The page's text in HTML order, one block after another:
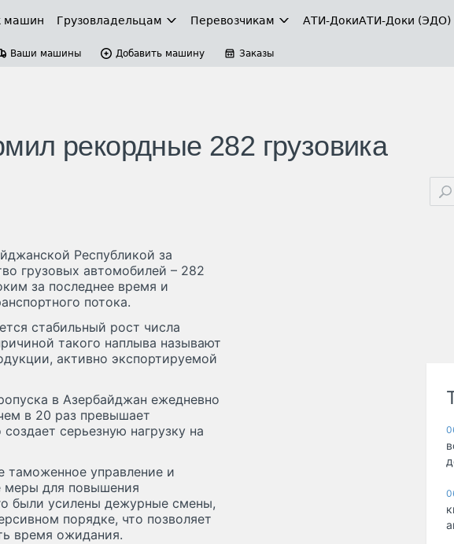
машин Грузовладельцам Перевозчикам АТИ-ДокиАТИ-Доки (ЭДО)
Ваши машины Добавить машину Заказы
рекордные 282 грузовика
Республикой за
грузовых автомобилей – 282
за последнее время и
потока.
стабильный рост числа
такого наплыва называют
активно экспортируемой
в Азербайджан ежедневно
в 20 раз превышает
серьезную нагрузку на
таможенное управление и
меры для повышения
были усилены дежурные смены,
порядке, что позволяет
время ожидания.